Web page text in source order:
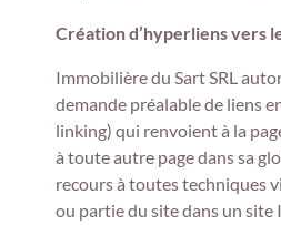
Création d’hyperliens vers
Immobilière du Sart SRL
demande préalable de liens
linking) qui renvoient à la
à toute autre page dans sa
recours à toutes techniques
ou partie du site dans un